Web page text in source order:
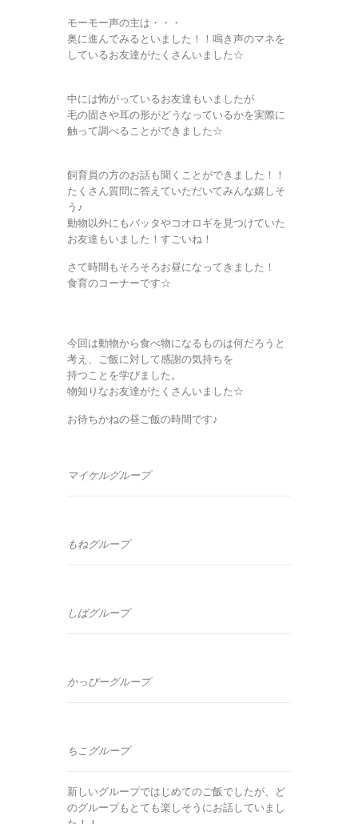
モーモー声の主は・・・
奥に進んでみるといました！！鳴き声のマネを
しているお友達がたくさんいました☆
中には怖がっているお友達もいましたが
毛の固さや耳の形がどうなっているかを実際に
触って調べることができました☆
飼育員の方のお話も聞くことができました！！
たくさん質問に答えていただいてみんな嬉しそ
う♪
動物以外にもバッタやコオロギを見つけていた
お友達もいました！すごいね！
さて時間もそろそろお昼になってきました！
食育のコーナーです☆
今回は動物から食べ物になるものは何だろうと
考え、ご飯に対して感謝の気持ちを
持つことを学びました。
物知りなお友達がたくさんいました☆
お待ちかねの昼ご飯の時間です♪
マイケルグループ
もねグループ
しばグループ
かっぴーグループ
ちこグループ
新しいグループではじめてのご飯でしたが、ど
のグループもとても楽しそうにお話していまし